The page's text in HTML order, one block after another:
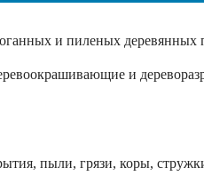
и пиленых
и
пыли, грязи, коры,